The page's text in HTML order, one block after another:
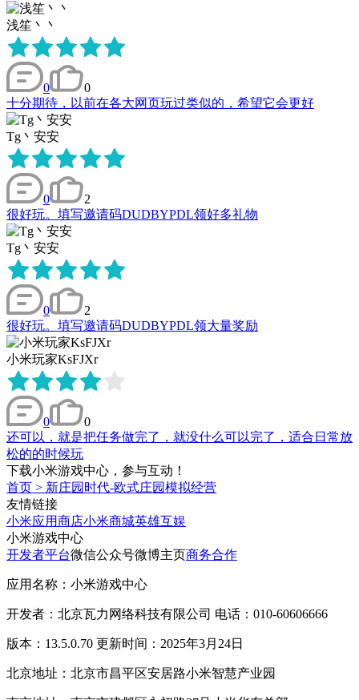
浅笙丶丶
0
0
十分期待，以前在各大网页玩过类似的，希望它会更好
Tg丶安安
0
2
很好玩。填写邀请码DUDBYPDL领好多礼物
Tg丶安安
0
2
很好玩。填写邀请码DUDBYPDL领大量奖励
小米玩家KsFJXr
0
0
还可以，就是把任务做完了，就没什么可以完了，适合日常放
松的的时候玩
下载小米游戏中心，参与互动！
首页 > 新庄园时代-欧式庄园模拟经营
友情链接
小米应用商店小米商城英雄互娱
小米游戏中心
开发者平台微信公众号微博主页商务合作
应用名称：小米游戏中心
开发者：北京瓦力网络科技有限公司 电话：010-60606666
版本：13.5.0.70 更新时间：2025年3月24日
北京地址：北京市昌平区安居路小米智慧产业园